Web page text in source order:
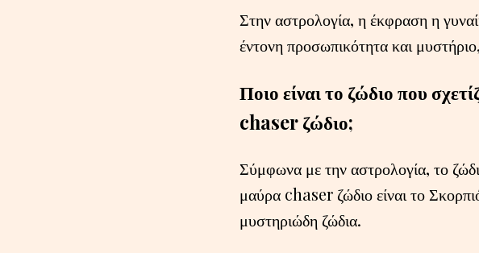
Στην αστρολογία, η έκφραση η
έντονη προσωπικότητα και
Ποιο είναι το ζώδιο που
chaser ζώδιο;
Σύμφωνα με την αστρολογία, το
μαύρα chaser ζώδιο είναι το
μυστηριώδη ζώδια.